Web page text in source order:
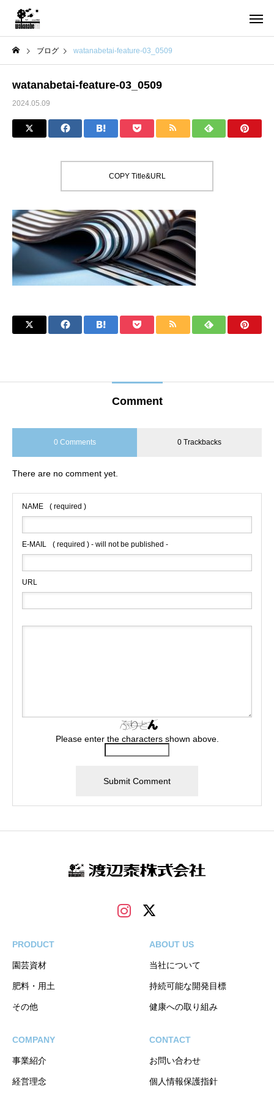
ブログ watanabetai-feature-03_0509
watanabetai-feature-03_0509
2024.05.09
COPY Title&URL
Comment
0 Comments 0 Trackbacks
There are no comment yet.
NAME ( required )
E-MAIL ( required ) - will not be published -
URL
Please enter the characters shown above.
PRODUCT
園芸資材
肥料・用土
その他
ABOUT US
当社について
持続可能な開発目標
健康への取り組み
COMPANY
事業紹介
経営理念
CONTACT
お問い合わせ
個人情報保護指針